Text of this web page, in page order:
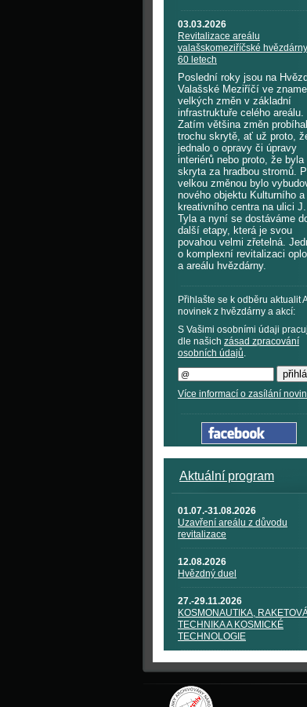
03.03.2026
Revitalizace areálu
valašskomeziříčské
60 letech
Poslední roky jsou na
Valašské Meziříčí ve
velkých změn v základní
infrastruktuře celého areálu.
Zatím většina změn
trochu skrytě, ať už proto,
jednalo o opravy či úpravy
interiérů nebo proto, že byla
skryta za hradbou stromů.
velkou změnou bylo
nového objektu Kulturního a
kreativního centra na ulici
Tyla a nyní se dostáváme
další etapy, která je svou
povahou velmi zřetelná.
o komplexní revitalizaci
a areálu hvězdárny.
Přihlašte se k odběru aktualit
novinek z hvězdárny a akcí:
S Vašimi osobními údaji
dle našich zásad zpracování
osobních údajů.
Více informací o zasílání
Aktuální program
01.07.-31.08.2026
Uzavření areálu z důvodu
revitalizace
12.08.2026
Hvězdný duel
27.-29.11.2026
KOSMONAUTIKA,
TECHNIKA A KOSMICKÉ
TECHNOLOGIE